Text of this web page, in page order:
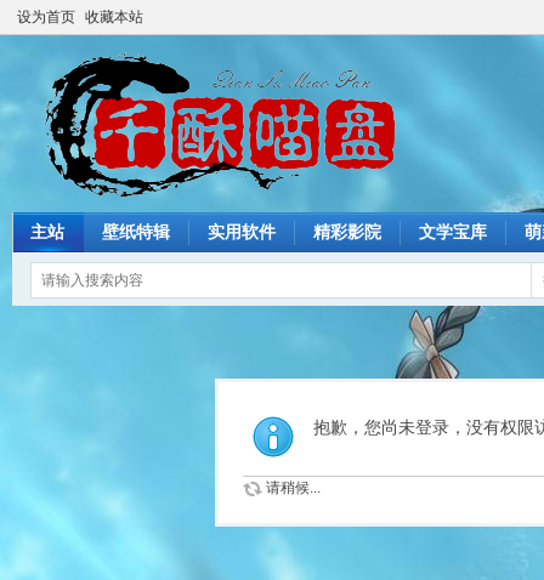
设为首页 收藏本站
主站 壁纸特辑 实用软件 精彩影院 文学宝库
抱歉，您尚未登录，没有权限
请稍候...